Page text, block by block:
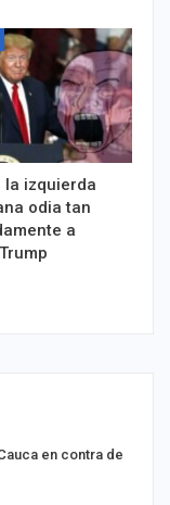
la izquierda
odia tan
a
en contra de